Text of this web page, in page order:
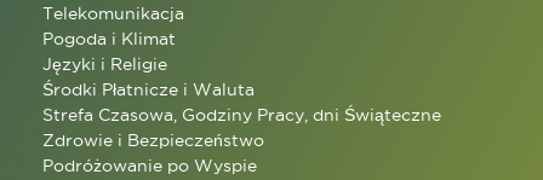
Telekomunikacja
Pogoda i Klimat
Języki i Religie
Środki Płatnicze i Waluta
Strefa Czasowa, Godziny Pracy, dni Świąteczne
Zdrowie i Bezpieczeństwo
Podróżowanie po Wyspie